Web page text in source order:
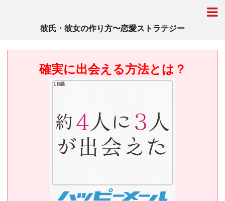
彼氏・彼女の作り方〜恋愛ストラテジー
確実に出会える方法とは？